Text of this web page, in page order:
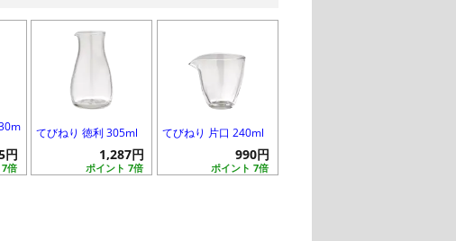
倍
円
てびねり 徳利 305ml
ポイント 7倍
1,287円
てびねり 片口 240ml
ポイント 7倍
990円